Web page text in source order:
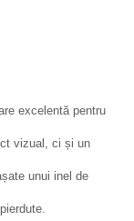
excelentă pentru
vizual, ci și un
unui inel de